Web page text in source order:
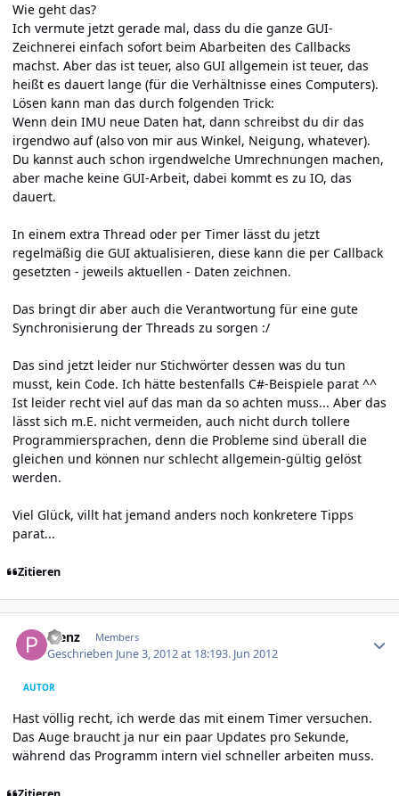
Wie geht das?
Ich vermute jetzt gerade mal, dass du die ganze GUI-
Zeichnerei einfach sofort beim Abarbeiten des Callbacks
machst. Aber das ist teuer, also GUI allgemein ist teuer, das
heißt es dauert lange (für die Verhältnisse eines Computers).
Lösen kann man das durch folgenden Trick:
Wenn dein IMU neue Daten hat, dann schreibst du dir das
irgendwo auf (also von mir aus Winkel, Neigung, whatever).
Du kannst auch schon irgendwelche Umrechnungen machen,
aber mache keine GUI-Arbeit, dabei kommt es zu IO, das
dauert.
In einem extra Thread oder per Timer lässt du jetzt
regelmäßig die GUI aktualisieren, diese kann die per Callback
gesetzten - jeweils aktuellen - Daten zeichnen.
Das bringt dir aber auch die Verantwortung für eine gute
Synchronisierung der Threads zu sorgen :/
Das sind jetzt leider nur Stichwörter dessen was du tun
musst, kein Code. Ich hätte bestenfalls C#-Beispiele parat ^^
Ist leider recht viel auf das man da so achten muss... Aber das
lässt sich m.E. nicht vermeiden, auch nicht durch tollere
Programmiersprachen, denn die Probleme sind überall die
gleichen und können nur schlecht allgemein-gültig gelöst
werden.
Viel Glück, villt hat jemand anders noch konkretere Tipps
parat...
Zitieren
Plenz Members
Geschrieben June 3, 2012 at 18:193. Jun 2012
AUTOR
Hast völlig recht, ich werde das mit einem Timer versuchen.
Das Auge braucht ja nur ein paar Updates pro Sekunde,
während das Programm intern viel schneller arbeiten muss.